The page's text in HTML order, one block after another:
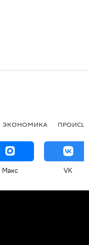
ЭКОНОМИКА
Макс VK